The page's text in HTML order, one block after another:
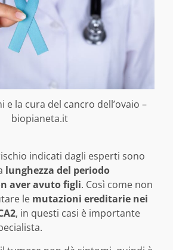
e la cura del cancro dell’ovaio –
biopianeta.it
indicati dagli esperti sono
lunghezza del periodo
aver avuto figli. Così come non
le mutazioni ereditarie nei
, in questi casi è importante